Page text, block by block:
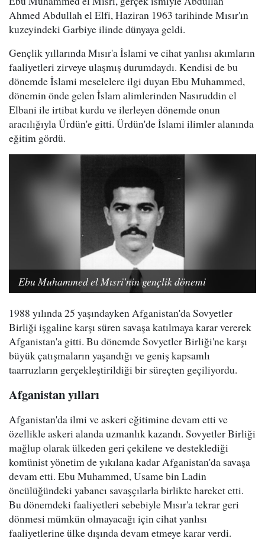
Ahmed Abdullah el Elfi, Haziran 1963 tarihinde Mısır'ın
kuzeyindeki Garbiye ilinde dünyaya geldi.
Gençlik yıllarında Mısır'a İslami ve cihat yanlısı akımların
faaliyetleri zirveye ulaşmış durumdaydı. Kendisi de bu
dönemde İslami meselelere ilgi duyan Ebu Muhammed,
dönemin önde gelen İslam alimlerinden Nasıruddin el
Elbani ile irtibat kurdu ve ilerleyen dönemde onun
aracılığıyla Ürdün'e gitti. Ürdün'de İslami ilimler alanında
eğitim gördü.
Ebu Muhammed el Mısri'nin gençlik dönemi
1988 yılında 25 yaşındayken Afganistan'da Sovyetler
Birliği işgaline karşı süren savaşa katılmaya karar vererek
Afganistan'a gitti. Bu dönemde Sovyetler Birliği'ne karşı
büyük çatışmaların yaşandığı ve geniş kapsamlı
taarruzların gerçekleştirildiği bir süreçten geçiliyordu.
Afganistan yılları
Afganistan'da ilmi ve askeri eğitimine devam etti ve
özellikle askeri alanda uzmanlık kazandı. Sovyetler Birliği
mağlup olarak ülkeden geri çekilene ve desteklediği
komünist yönetim de yıkılana kadar Afganistan'da savaşa
devam etti. Ebu Muhammed, Usame bin Ladin
öncülüğündeki yabancı savaşçılarla birlikte hareket etti.
Bu dönemdeki faaliyetleri sebebiyle Mısır'a tekrar geri
dönmesi mümkün olmayacağı için cihat yanlısı
faaliyetlerine ülke dışında devam etmeye karar verdi.